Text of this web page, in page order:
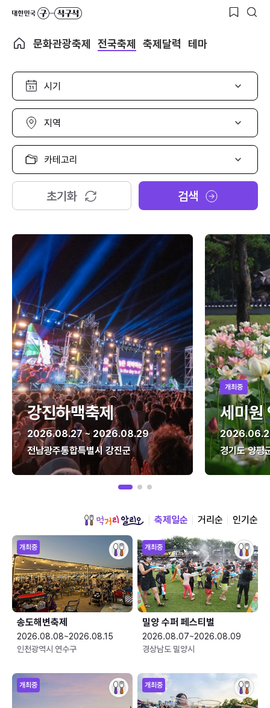
문화관광축제 전국축제 축제달력 테마
시
선
택
지
선
택
카
고
리
택
초기화 검색
강진하맥축제
2026.08.27 ~ 2026.08.29
전남광주통합특별시 강진군
개최중
세미원
경기도 양평
축제일순 거리순 인기순
개최중
송도해변축제
2026.08.08~2026.08.15
인천광역시 연수구
개최중
밀양 수퍼 페스티벌
2026.08.07~2026.08.09
경상남도 밀양시
개최중 개최중